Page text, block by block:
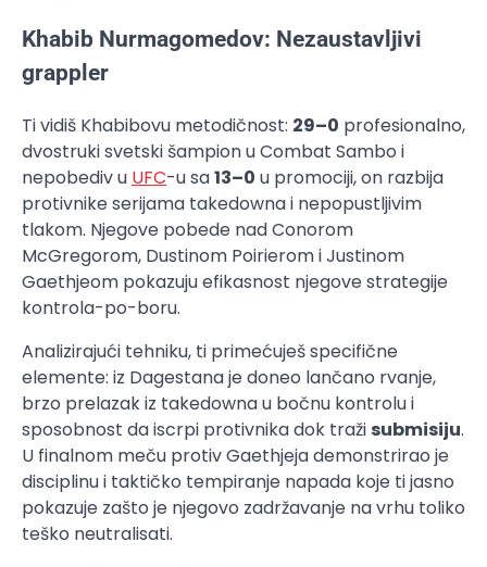
Khabib Nurmagomedov: Nezaustavljivi
grappler
Ti vidiš Khabibovu metodičnost: 29–0 profesionalno,
dvostruki svetski šampion u Combat Sambo i
nepobediv u UFC-u sa13–0 u promociji, on razbija
protivnike serijama takedowna i nepopustljivim
tlakom. Njegove pobede nad Conorom
McGregorom, Dustinom Poirierom i Justinom
Gaethjeom pokazuju efikasnost njegove strategije
kontrola-po-boru.
Analizirajući tehniku, ti primećuješ specifične
elemente: iz Dagestana je doneo lančano rvanje,
brzo prelazak iz takedowna u bočnu kontrolu i
sposobnost da iscrpi protivnika dok traži submisiju.
U finalnom meču protiv Gaethjeja demonstrirao je
disciplinu i taktičko tempiranje napada koje ti jasno
pokazuje zašto je njegovo zadržavanje na vrhu toliko
teško neutralisati.